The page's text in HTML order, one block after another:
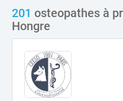
201 osteopathes à
Hongre